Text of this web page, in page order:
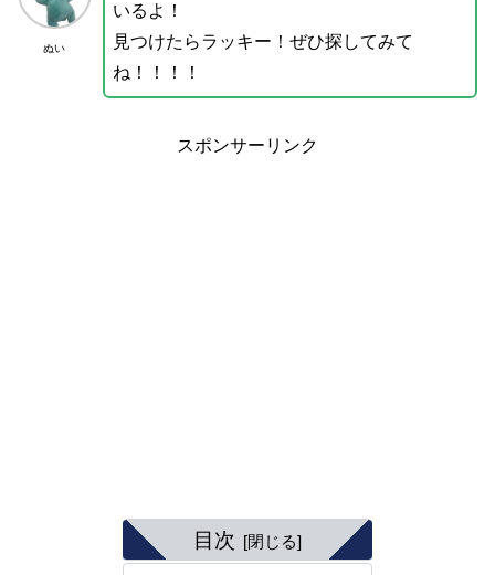
ぬい
いるよ！
見つけたらラッキー！ぜひ探してみて
ね！！！！
スポンサーリンク
目次